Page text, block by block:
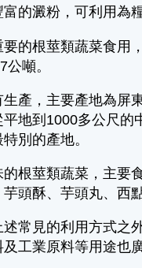
的澱粉，可利用為
的根莖類蔬菜食用
噸。
產，主要產地為屏
地到1000多公尺
別的產地。
根莖類蔬菜，主要
頭酥、芋頭丸、西
常見的利用方式之
工業原料等用途也